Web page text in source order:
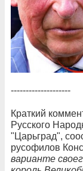
--------------------
Краткий
Русского
"Царьград",
русофилов
варианте